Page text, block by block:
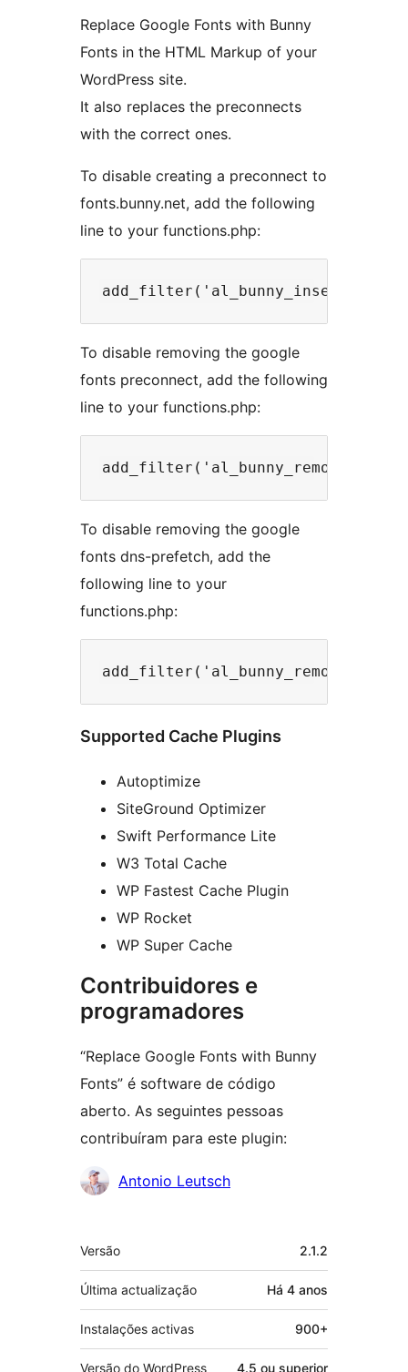
Replace Google Fonts with Bunny
Fonts in the HTML Markup of your
WordPress site.
It also replaces the preconnects
with the correct ones.
To disable creating a preconnect to
fonts.bunny.net, add the following
line to your functions.php:
To disable removing the google
fonts preconnect, add the following
line to your functions.php:
To disable removing the google
fonts dns-prefetch, add the
following line to your
functions.php:
Supported Cache Plugins
Autoptimize
SiteGround Optimizer
Swift Performance Lite
W3 Total Cache
WP Fastest Cache Plugin
WP Rocket
WP Super Cache
Contribuidores e
programadores
“Replace Google Fonts with Bunny
Fonts” é software de código
aberto. As seguintes pessoas
contribuíram para este plugin:
Contribuidores
Antonio Leutsch
Metadados
Versão 2.1.2
Última actualização Há 4 anos
Instalações activas 900+
Versão do WordPress 4.5 ou superior